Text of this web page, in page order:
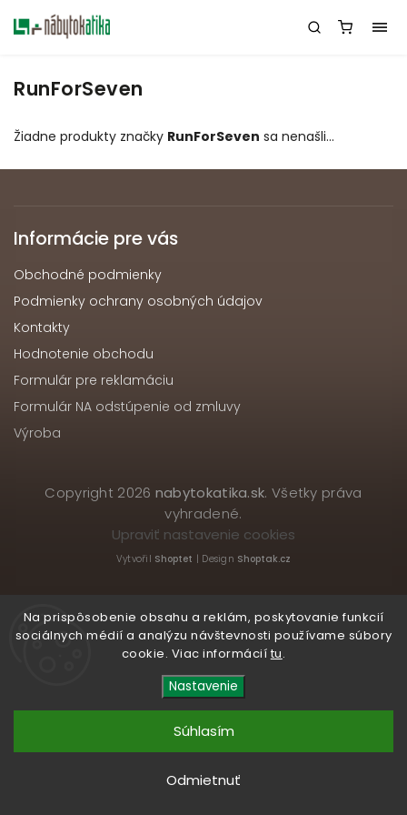
Na prispôsobenie obsahu a reklám, poskytovanie funkcií
sociálnych médií a analýzu návštevnosti používame súbory
cookie. Viac informácií tu.
Nastavenie
Odmietnuť
Súhlasím
RunForSeven
Žiadne produkty značky RunForSeven sa nenašli...
Informácie pre vás
Obchodné podmienky
Podmienky ochrany osobných údajov
Kontakty
Hodnotenie obchodu
Formulár pre reklamáciu
Formulár NA odstúpenie od zmluvy
Výroba
Copyright 2026 nabytokatika.sk. Všetky práva
vyhradené.
Upraviť nastavenie cookies
Vytvořil Shoptet | Design Shoptak.cz